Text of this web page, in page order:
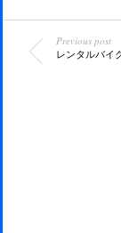
Previous post
レンタルバイ